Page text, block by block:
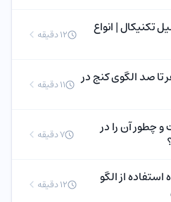
تکنیکال | انواع 12 دقیقه
صد الگوی کنج در 11 دقیقه
چطور آن را در 7 دقیقه
از الگو 12 دقیقه